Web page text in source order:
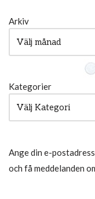
Arkiv
Kategorier
Ange din e-
och få meddelanden